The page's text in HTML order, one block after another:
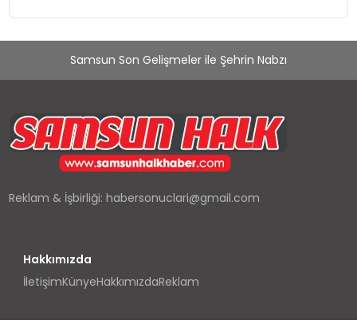
SPOR
TEKNOLOJI
Samsun Son Gelişmeler ile Şehrin Nabzı
Reklam & İşbirliği:habersonuclari@gmail.com
Hakkımızda
İletişimKünyeHakkımızdaReklam